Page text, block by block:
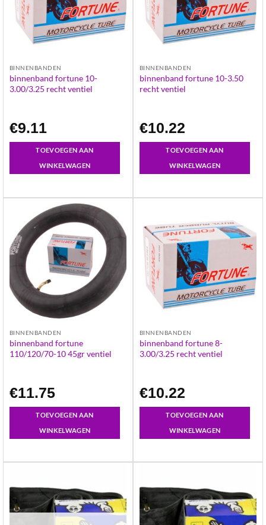
BINNENBANDEN
binnenband fortune 10-
3.00/3.25 recht ventiel
€9.11
TOEVOEGEN AAN
WINKELWAGEN
BINNENBANDEN
binnenband fortune 10-3.50
recht ventiel
€10.22
TOEVOEGEN AAN
WINKELWAGEN
BINNENBANDEN
binnenband fortune
110/120/70-10 45gr ventiel
€11.75
TOEVOEGEN AAN
WINKELWAGEN
BINNENBANDEN
binnenband fortune 8-
3.00/3.25 recht ventiel
€10.22
TOEVOEGEN AAN
WINKELWAGEN